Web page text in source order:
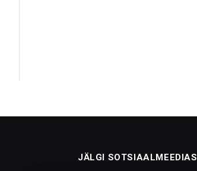
JÄLGI SOTSIAALMEEDIAS